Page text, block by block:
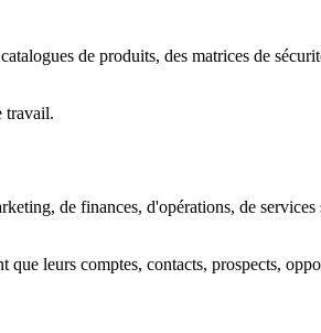
de produits, des matrices de
travail.
de finances, d'opérations, de services
leurs comptes, contacts, prospects,